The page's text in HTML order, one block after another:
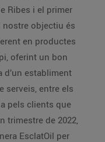
Ribes i el primer
nostre objectiu és
en productes
oferint un bon
d’un establiment
serveis, entre els
pels clients que
trimestre de 2022,
EsclatOil per